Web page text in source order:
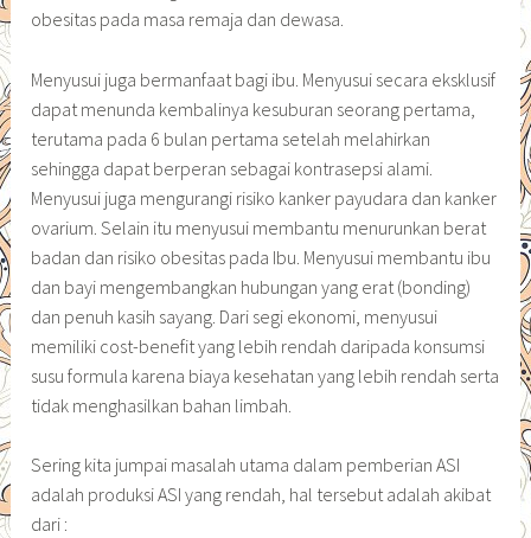
obesitas pada masa remaja dan dewasa.
Menyusui juga bermanfaat bagi ibu. Menyusui secara eksklusif
dapat menunda kembalinya kesuburan seorang pertama,
terutama pada 6 bulan pertama setelah melahirkan
sehingga dapat berperan sebagai kontrasepsi alami.
Menyusui juga mengurangi risiko kanker payudara dan kanker
ovarium. Selain itu menyusui membantu menurunkan berat
badan dan risiko obesitas pada Ibu. Menyusui membantu ibu
dan bayi mengembangkan hubungan yang erat (bonding)
dan penuh kasih sayang. Dari segi ekonomi, menyusui
memiliki cost-benefit yang lebih rendah daripada konsumsi
susu formula karena biaya kesehatan yang lebih rendah serta
tidak menghasilkan bahan limbah.
Sering kita jumpai masalah utama dalam pemberian ASI
adalah produksi ASI yang rendah, hal tersebut adalah akibat
dari :